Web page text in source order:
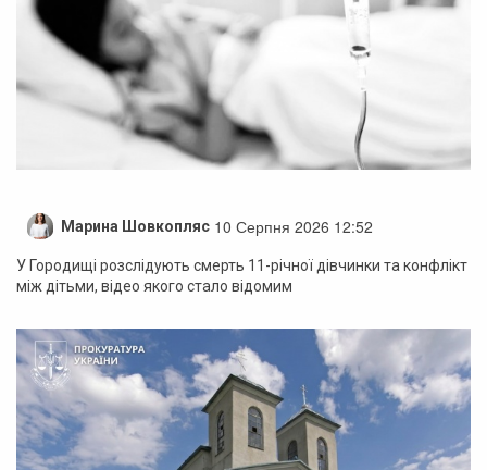
Марина Шовкопляс 10 Серпня 2026 12:52
У Городищі розслідують смерть 11-річної дівчинки та конфлікт
між дітьми, відео якого стало відомим